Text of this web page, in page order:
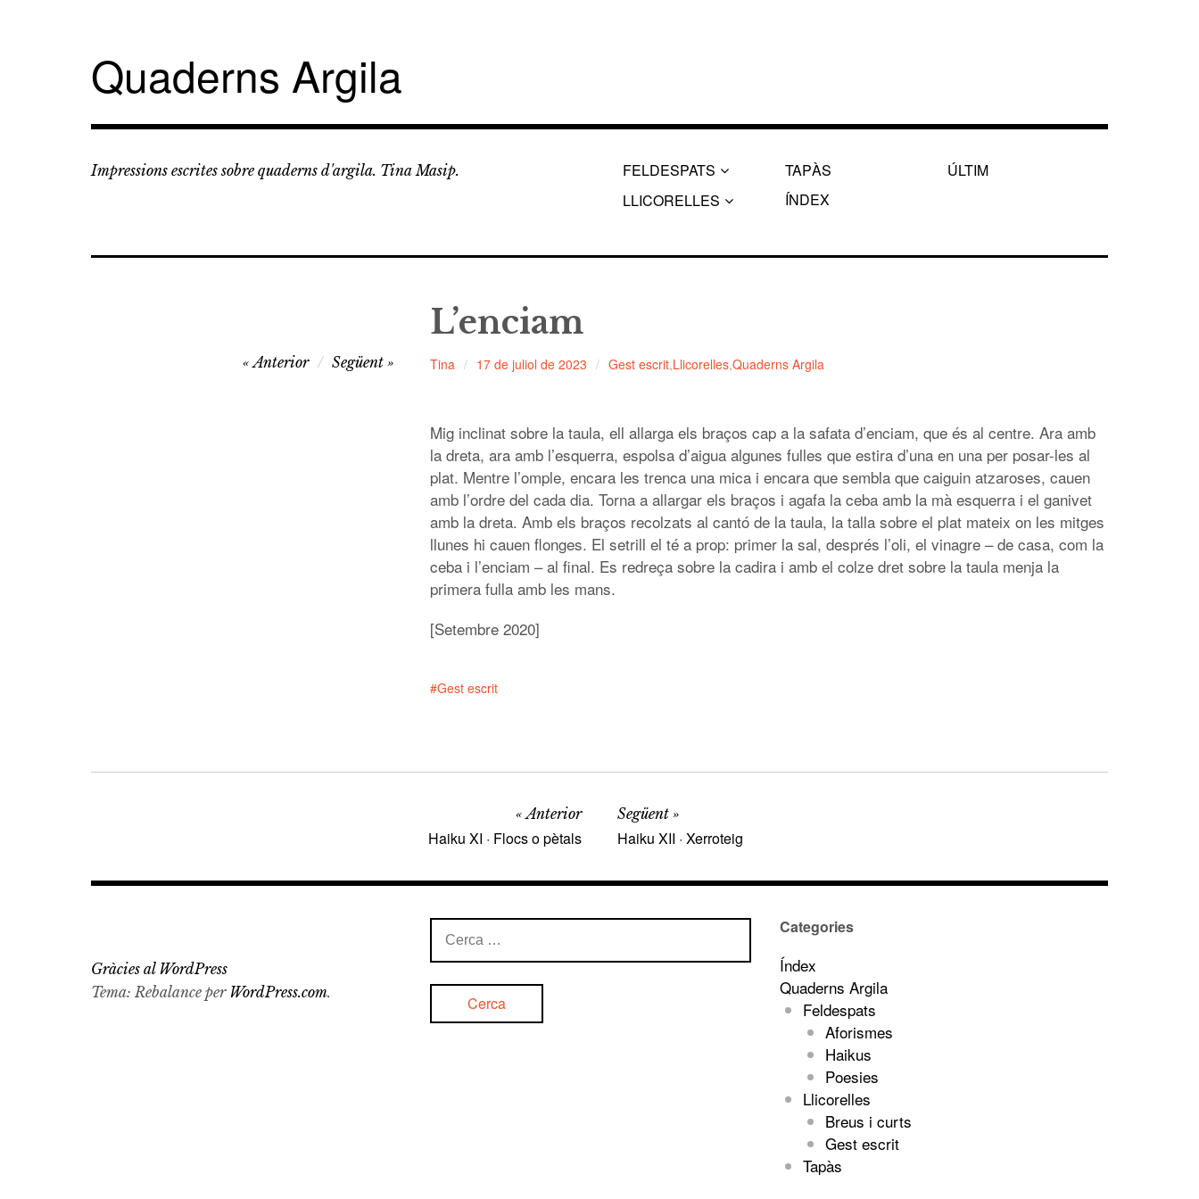
Quaderns Argila
Impressions escrites sobre quaderns d'argila. Tina Masip.
FELDESPATS
LLICORELLES
TAPÀS
ÍNDEX
ÚLTIM
L’enciam
Tina 17 de juliol de 2023 Gest escrit,Llicorelles,Quaderns Argila
Anterior Següent
Mig inclinat sobre la taula, ell allarga els braços cap a la safata d’enciam, que és al centre. Ara amb
la dreta, ara amb l’esquerra, espolsa d’aigua algunes fulles que estira d’una en una per posar-les al
plat. Mentre l’omple, encara les trenca una mica i encara que sembla que caiguin atzaroses, cauen
amb l’ordre del cada dia. Torna a allargar els braços i agafa la ceba amb la mà esquerra i el ganivet
amb la dreta. Amb els braços recolzats al cantó de la taula, la talla sobre el plat mateix on les mitges
llunes hi cauen flonges. El setrill el té a prop: primer la sal, després l’oli, el vinagre – de casa, com la
ceba i l’enciam – al final. Es redreça sobre la cadira i amb el colze dret sobre la taula menja la
primera fulla amb les mans.
[Setembre 2020]
Gest escrit
Anterior
Haiku XI · Flocs o pètals
Següent
Haiku XII · Xerroteig
Cerca: Categories
Índex
Quaderns Argila
Feldespats
Aforismes
Haikus
Poesies
Llicorelles
Breus i curts
Gest escrit
Tapàs
Gràcies al WordPress
Tema: Rebalance per WordPress.com.